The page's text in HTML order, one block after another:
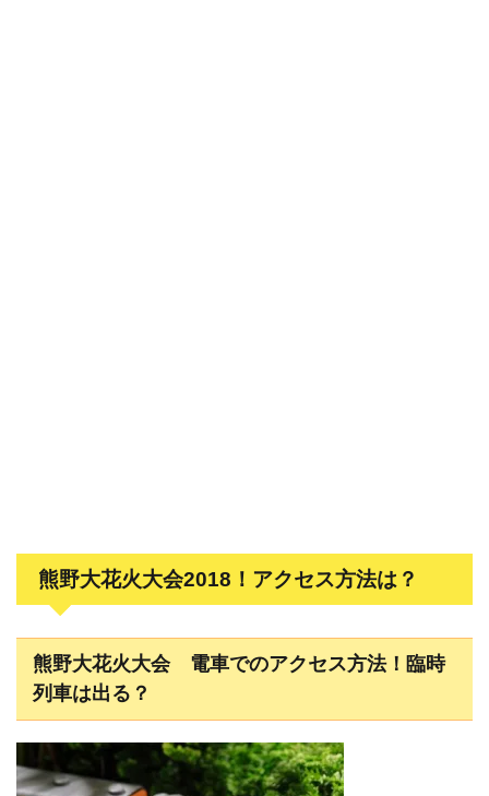
熊野大花火大会2018！アクセス方法は？
熊野大花火大会 電車でのアクセス方法！臨時
列車は出る？